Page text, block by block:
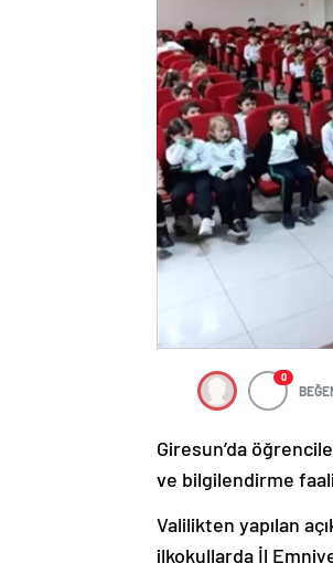
0
Giresun’da
ve bilgilendirme
Valilikten yapılan
ilkokullarda İl